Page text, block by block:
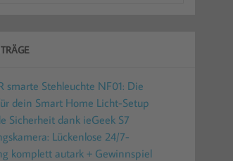
smarte Stehleuchte NF01: Die
dein Smart Home Licht-Setup
Sicherheit dank ieGeek S7
Lückenlose 24/7-
komplett autark + Gewinnspiel